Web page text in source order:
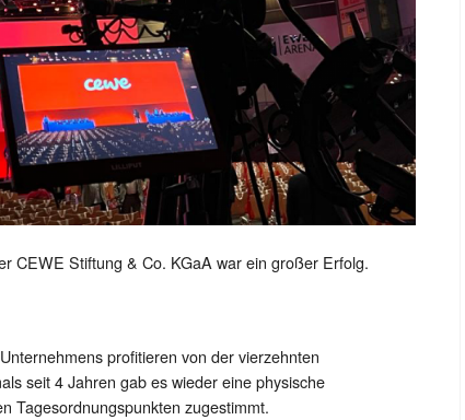
CEWE Stiftung & Co. KGaA war ein großer Erfolg.
profitieren von der vierzehnten
seit 4 Jahren gab es wieder eine physische
Tagesordnungspunkten zugestimmt.